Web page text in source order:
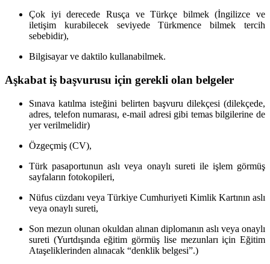
Çok iyi derecede Rusça ve Türkçe bilmek (İngilizce ve
iletişim kurabilecek seviyede Türkmence bilmek tercih
sebebidir),
Bilgisayar ve daktilo kullanabilmek.
Aşkabat iş başvurusu için gerekli olan belgeler
Sınava katılma isteğini belirten başvuru dilekçesi (dilekçede,
adres, telefon numarası, e-mail adresi gibi temas bilgilerine de
yer verilmelidir)
Özgeçmiş (CV),
Türk pasaportunun aslı veya onaylı sureti ile işlem görmüş
sayfaların fotokopileri,
Nüfus cüzdanı veya Türkiye Cumhuriyeti Kimlik Kartının aslı
veya onaylı sureti,
Son mezun olunan okuldan alınan diplomanın aslı veya onaylı
sureti (Yurtdışında eğitim görmüş lise mezunları için Eğitim
Ataşeliklerinden alınacak “denklik belgesi”.)